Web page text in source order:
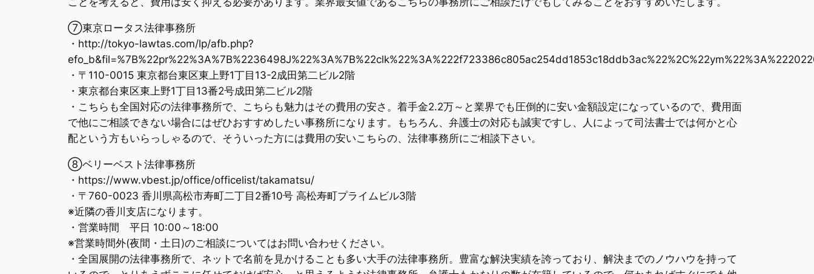
⑦東京ロータス法律事務所
・http://tokyo-lawtas.com/lp/afb.php?
・〒110-0015 東京都台東区東上野1丁目13-2成田第二ビル2階
・東京都台東区東上野1丁目13番2号成田第二ビル2階
・こちらも全国対応の法律事務所で、こちらも魅力はその費用の安さ。着手金2.2万～と業界でも圧倒的に安い金額設定になっているので、費用面
で他にご相談できない場合にはぜひおすすめしたい事務所になります。もちろん、弁護士の対応も誠実ですし、人によって司法書士では何かと心
配という方もいらっしゃるので、そういった方には費用の安いこちらの、法律事務所にご相談下さい。
⑧ベリーベスト法律事務所
・https://www.vbest.jp/office/officelist/takamatsu/
・〒760-0023 香川県高松市寿町二丁目2番10号 高松寿町プライムビル3階
※近隣の香川支店になります。
・営業時間 平日 10:00～18:00
※営業時間外(夜間・土日)のご相談についてはお問い合わせください。
・全国展開の法律事務所で、ネットで名前を見かけることも多い大手の法律事務所。豊富な解決実績を誇っており、解決までのノウハウを持って